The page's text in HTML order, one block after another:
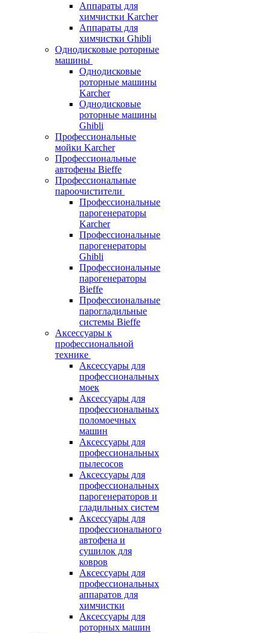
Аппараты для
химчистки Karcher
Аппараты для
химчистки Ghibli
Однодисковые роторные
машины
Однодисковые
роторные машины
Karcher
Однодисковые
роторные машины
Ghibli
Профессиональные
мойки Karcher
Профессиональные
автофены Bieffe
Профессиональные
пароочистители
Профессиональные
парогенераторы
Karcher
Профессиональные
парогенераторы
Ghibli
Профессиональные
парогенераторы
Bieffe
Профессиональные
парогладильные
системы Bieffe
Аксессуары к
профессиональной
технике
Аксессуары для
профессиональных
моек
Аксессуары для
профессиональных
поломоечных
машин
Аксессуары для
профессиональных
пылесосов
Аксессуары для
профессиональных
парогенераторов и
гладильных систем
Аксессуары для
профессионального
автофена и
сушилок для
ковров
Аксессуары для
профессиональных
аппаратов для
химчистки
Аксессуары для
роторных машин